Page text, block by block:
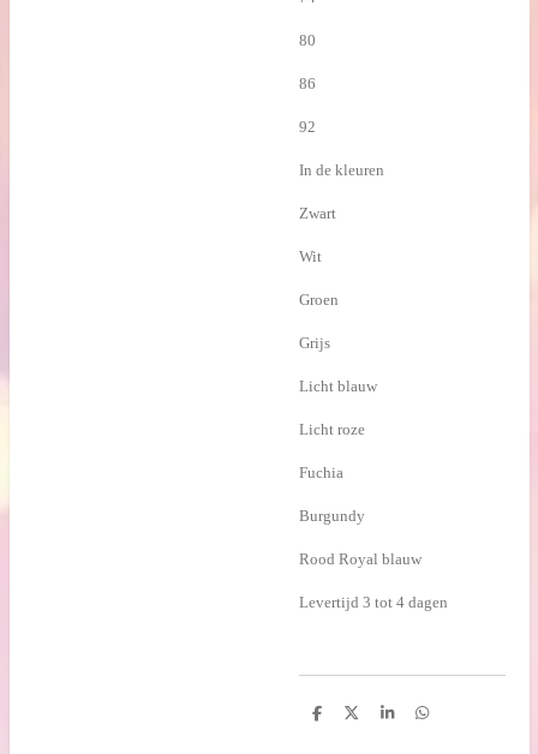
80
86
92
In de kleuren
Zwart
Wit
Groen
Grijs
Licht blauw
Licht roze
Fuchia
Burgundy
Rood Royal blauw
Levertijd 3 tot 4 dagen
D
D
S
D